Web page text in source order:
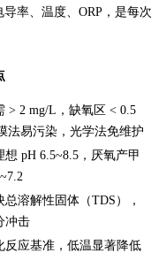
率、温度、ORP，是每次
> 2 mg/L，缺氧区 < 0.5
法易污染，光学法免维护
想 pH 6.5~8.5，厌氧产甲
总溶解性固体（TDS），
冲击
反应基准，低温显著降低